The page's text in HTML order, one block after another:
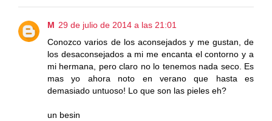
M 29 de julio de 2014 a las 21:01
Conozco varios de los aconsejados y me gustan, de
los desaconsejados a mi me encanta el contorno y a
mi hermana, pero claro no lo tenemos nada seco. Es
mas yo ahora noto en verano que hasta es
demasiado untuoso! Lo que son las pieles eh?
un besin